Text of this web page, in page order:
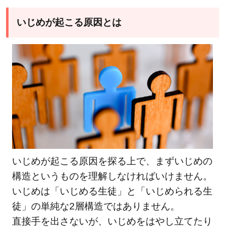
いじめが起こる原因とは
いじめが起こる原因を探る上で、まずいじめの
構造というものを理解しなければいけません。
いじめは「いじめる生徒」と「いじめられる生
徒」の単純な2層構造ではありません。
直接手を出さないが、いじめをはやし立てたり